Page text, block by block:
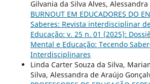
Gilvania da Silva Alves,
BURNOUT EM EDUCADORES DO
Saberes: Revista interdisciplinar
Educação: v. 25 n. 01 (2025):
Mental e Educação: Tecendo
Interdisciplinares
Linda Carter Souza da Silva,
Silva, Alessandra de Araújo